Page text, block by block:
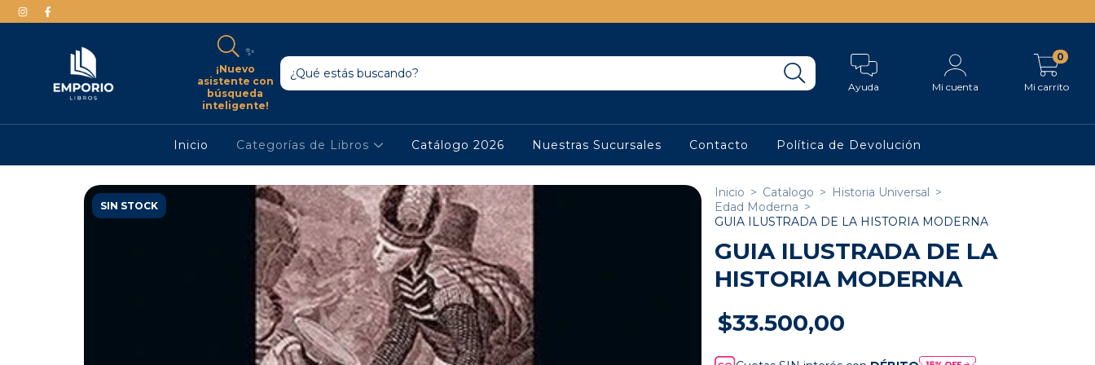
✨
¡Nuevo
asistente con
búsqueda
inteligente!
Ayuda Mi cuenta Mi carrito
0
Inicio Categorías de Libros Catálogo 2026 Nuestras Sucursales Contacto Política de Devolución
SIN STOCK
Inicio > Catalogo > Historia Universal >
Edad Moderna >
GUIA ILUSTRADA DE LA HISTORIA MODERNA
GUIA ILUSTRADA DE LA
HISTORIA MODERNA
$33.500,00